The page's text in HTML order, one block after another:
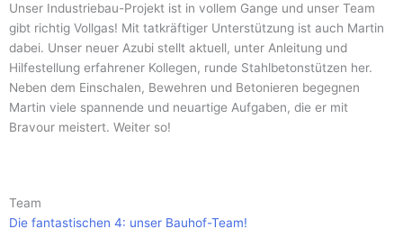
Unser Industriebau-Projekt ist in vollem Gange und unser Team
gibt richtig Vollgas! Mit tatkräftiger Unterstützung ist auch Martin
dabei. Unser neuer Azubi stellt aktuell, unter Anleitung und
Hilfestellung erfahrener Kollegen, runde Stahlbetonstützen her.
Neben dem Einschalen, Bewehren und Betonieren begegnen
Martin viele spannende und neuartige Aufgaben, die er mit
Bravour meistert. Weiter so!
Team
Die fantastischen 4: unser Bauhof-Team!